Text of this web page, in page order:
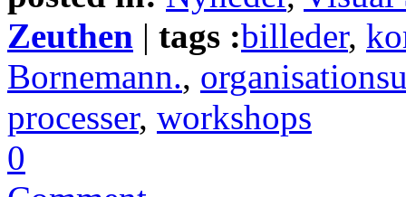
Zeuthen | tags :billeder,
Bornemann.,
processer, workshops
0